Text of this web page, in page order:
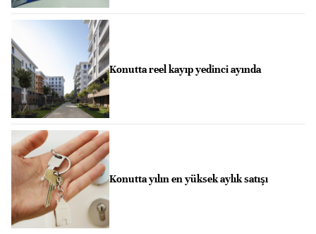
Konutta reel kayıp yedinci ayında
Konutta yılın en yüksek aylık satışı